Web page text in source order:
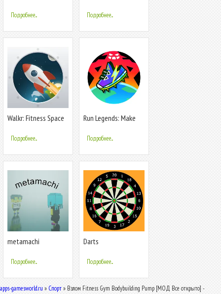
Подробнее... Подробнее...
Walkr: Fitness Space
Подробнее...
Run Legends: Make
Подробнее...
metamachi
Подробнее...
Darts
Подробнее...
apps-gamesworld.ru » Спорт» Взлом Fitness Gym Bodybuilding Pump [МОД Все открыто] -